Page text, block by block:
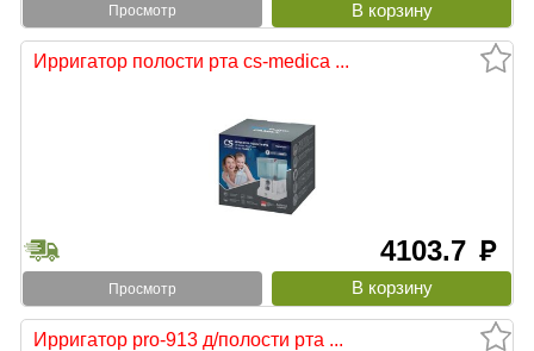
Просмотр
Ирригатор полости рта cs-medica ...
4103.7 руб
Просмотр
Ирригатор pro-913 д/полости рта ...